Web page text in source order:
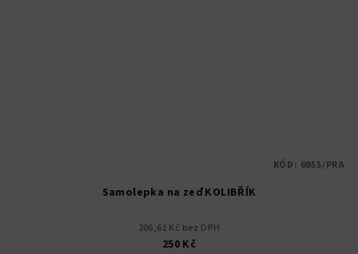
Samolepka na zeď KOLIBŘÍK
206,61 Kč bez DPH
250 Kč
KÓD: 6955/PRA